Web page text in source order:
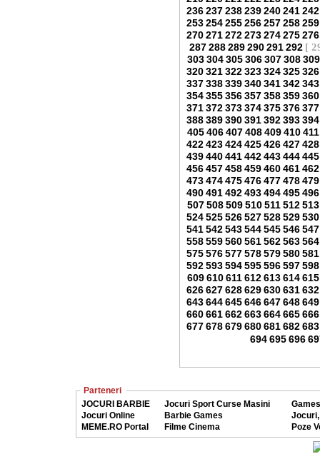
236237238239240241242
253254255256257258259
270271272273274275276
287288289290291292 [
303 304 305 306 307 308 309
320321322323324325326
337338339340341342343
354355356357358359360
371372373374375376377
388389390391392393394
405 406 407 408 409 410 411
422423424425426427428
439440441442443444445
456457458459460461462
473474475476477478479
490491492493494495496
507 508 509 510 511 512 513
524525526527528529530
541542543544545546547
558559560561562563564
575576577578579580581
592593594595596597598
609 610 611 612 613 614 615
626627628629630631632
643644645646647648649
660661662663664665666
677678679680681682683
694695696
Parteneri
JOCURI BARBIE
Jocuri Sport Curse Masini
Jocuri Online
Barbie Games
MEME.RO Portal
Filme Cinema Poze